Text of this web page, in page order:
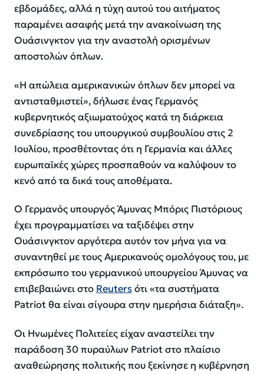
εβδομάδες, αλλά η τύχη αυτού του αιτήματος
παραμένει ασαφής μετά την ανακοίνωση της
Ουάσινγκτον για την αναστολή ορισμένων
αποστολών όπλων.
«Η απώλεια αμερικανικών όπλων δεν μπορεί να
αντισταθμιστεί», δήλωσε ένας Γερμανός
κυβερνητικός αξιωματούχος κατά τη διάρκεια
συνεδρίασης του υπουργικού συμβουλίου στις 2
Ιουλίου, προσθέτοντας ότι η Γερμανία και άλλες
ευρωπαϊκές χώρες προσπαθούν να καλύψουν το
κενό από τα δικά τους αποθέματα.
Ο Γερμανός υπουργός Άμυνας Μπόρις Πιστόριους
έχει προγραμματίσει να ταξιδέψει στην
Ουάσινγκτον αργότερα αυτόν τον μήνα για να
συναντηθεί με τους Αμερικανούς ομολόγους του, με
εκπρόσωπο του γερμανικού υπουργείου Άμυνας να
επιβεβαιώνει στο Reutersότι «τα συστήματα
Patriot θα είναι σίγουρα στην ημερήσια διάταξη».
Οι Ηνωμένες Πολιτείες είχαν αναστείλει την
παράδοση 30 πυραύλων Patriot στο πλαίσιο
αναθεώρησης πολιτικής που ξεκίνησε η κυβέρνηση